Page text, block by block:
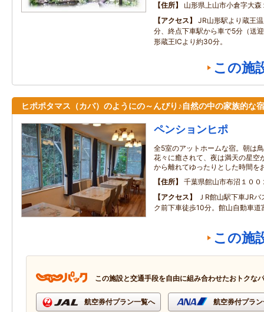
住所
山形県上山市小倉字大
アクセス
JR山形駅より蔵王
分、終点下車駅から車で5分（送
形蔵王ICより約30分。
この施
ヒポポタマス（カバ）のようにの～んびり♪自然の中の家族的な宿
ペンションヒポ
全5室のアットホームな宿。朝は
花々に癒されて、夜は満天の星
から離れてゆったりとした時間を
住所
千葉県館山市布沼１００
アクセス
ＪR館山駅下車JR
ク前下車徒歩10分。館山自動車道
この施
この施設と交通手段を自由に組み合わせたおトクな
航空券付プラン一覧へ 航空券付プラ